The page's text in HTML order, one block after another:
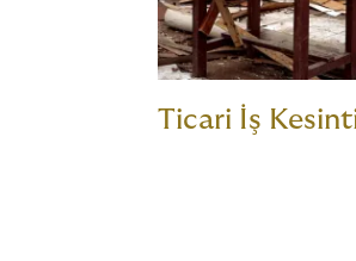
Ticari İş